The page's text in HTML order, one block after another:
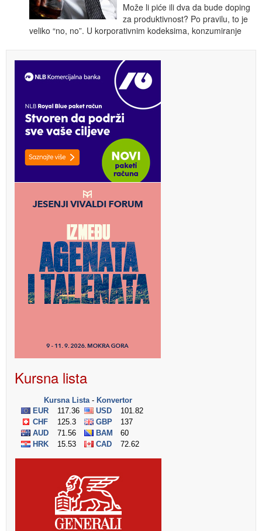
Može li piće ili dva da bude doping
za produktivnost? Po pravilu, to je
veliko “no, no”. U korporativnim kodeksima, konzumiranje
Kursna lista